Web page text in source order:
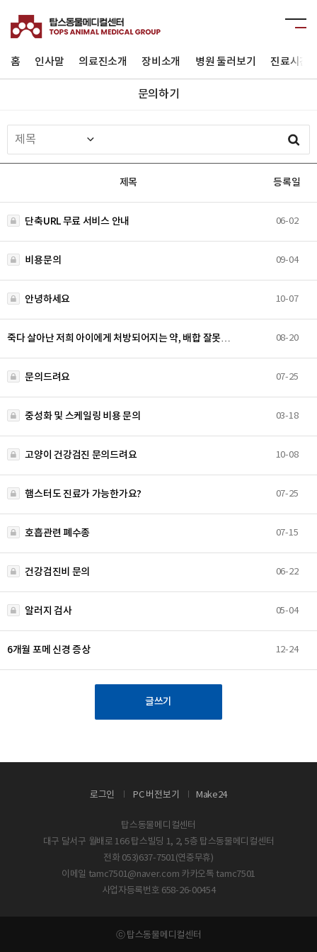
홈 인사말 의료진소개 장비소개 병원 둘러보기 진료시간
문의하기
제목 등록일
단축URL 무료 서비스 안내 06-02
비용문의 09-04
안녕하세요 10-07
죽다 살아난 저희 아이에게 처방되어지는 약, 배합 잘못… 08-20
문의드려요 07-25
중성화 및 스케일링 비용 문의 03-18
고양이 건강검진 문의드려요 10-08
햄스터도 진료가 가능한가요? 07-25
호흡관련 폐수종 07-15
건강검진비 문의 06-22
알러지 검사 05-04
6개월 포메 신경 증상 12-24
글쓰기
로그인 PC 버전보기 Make24
탑스동물메디컬센터
대구 달서구 월배로 166 탑스빌딩 1, 2, 5층 탑스동물메디컬센터
전화 053)637-7501(연중무휴)
이메일 tamc7501@naver.com 카카오톡 tamc7501
사업자등록번호 658-26-00454
ⓒ 탑스동물메디컬센터